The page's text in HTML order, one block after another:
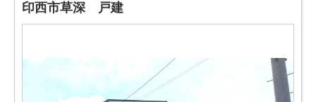
印西市草深 戸建